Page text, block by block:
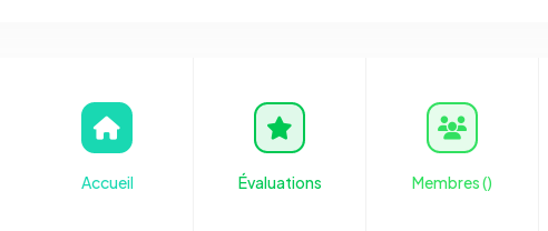
Accueil Évaluations Membres ()